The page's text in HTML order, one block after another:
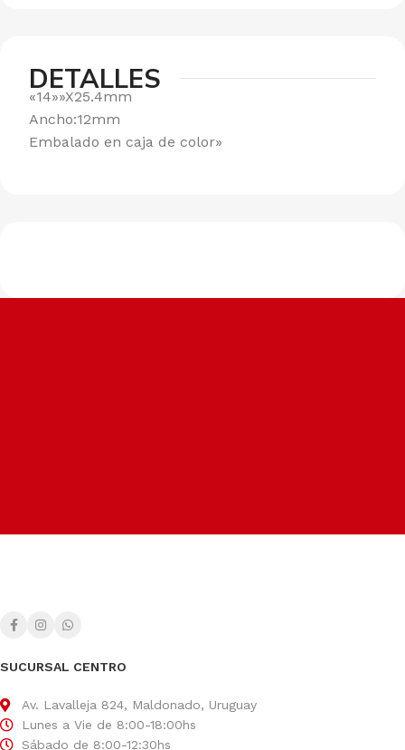
DETALLES
«14»»X25.4mm
Ancho:12mm
Embalado en caja de color»
SUCURSAL CENTRO
Av. Lavalleja 824, Maldonado, Uruguay
Lunes a Vie de 8:00-18:00hs
Sábado de 8:00-12:30hs